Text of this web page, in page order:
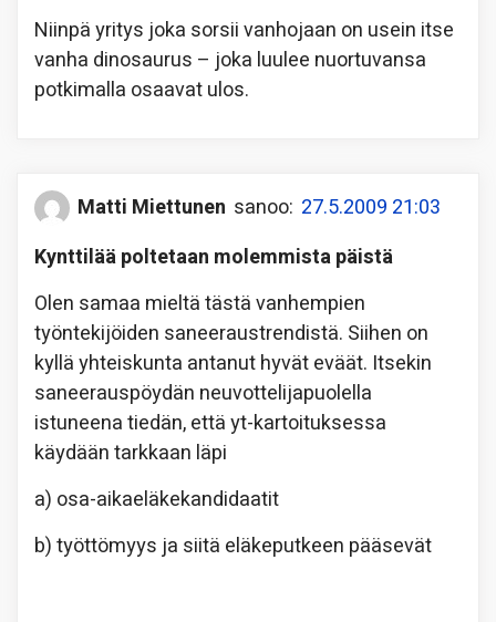
Niinpä yritys joka sorsii vanhojaan on usein itse
vanha dinosaurus – joka luulee nuortuvansa
potkimalla osaavat ulos.
Matti Miettunen sanoo: 27.5.2009 21:03
Kynttilää poltetaan molemmista päistä
Olen samaa mieltä tästä vanhempien
työntekijöiden saneeraustrendistä. Siihen on
kyllä yhteiskunta antanut hyvät eväät. Itsekin
saneerauspöydän neuvottelijapuolella
istuneena tiedän, että yt-kartoituksessa
käydään tarkkaan läpi
a) osa-aikaeläkekandidaatit
b) työttömyys ja siitä eläkeputkeen pääsevät